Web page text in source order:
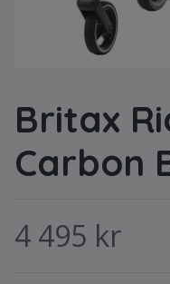
Britax
Carbon
4 495 kr